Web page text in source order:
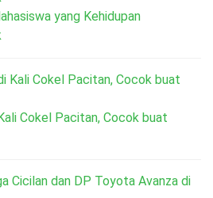
yang Kehidupan
Cokel Pacitan, Cocok buat